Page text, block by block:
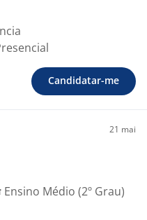
Candidatar-me
21 mai
Ensino Médio (2º Grau)